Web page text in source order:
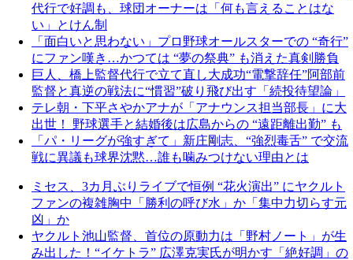
代行で好調も、球団オーナーは「何も言えることはな
い」とけん制
「面白いと思わない」プロ野球オールスターでの “奇行”
にファン嘆き…かつては “夢の祭典” も消えた真剣勝負
巨人、橋上監督代行で立て直し大成功“電撃辞任”阿部前
監督と真逆の戦法に“慣習”破り飛び出す「続投待望論」
テレ朝・下平さやかアナが「アナウンス担当部長」に大
出世！ 野球選手と結婚後は広島からの “遠距離出勤” も
「パ・リーグが強すぎて」新庄剛志、“強烈毒舌” で交流
戦に異議も球界沈黙…誰も噛みつけない理由とは
ミセス、3カ月ぶりライブで恒例 “花火演出” にヤクルト
ファンの複雑胸中「勝利の呼び水」か「集中力切らす元
凶」か
ヤクルト池山監督、首位の原動力は「野村ノート」が生
み出した！“イケトラ” 広澤克実氏が明かす「絶好調」の